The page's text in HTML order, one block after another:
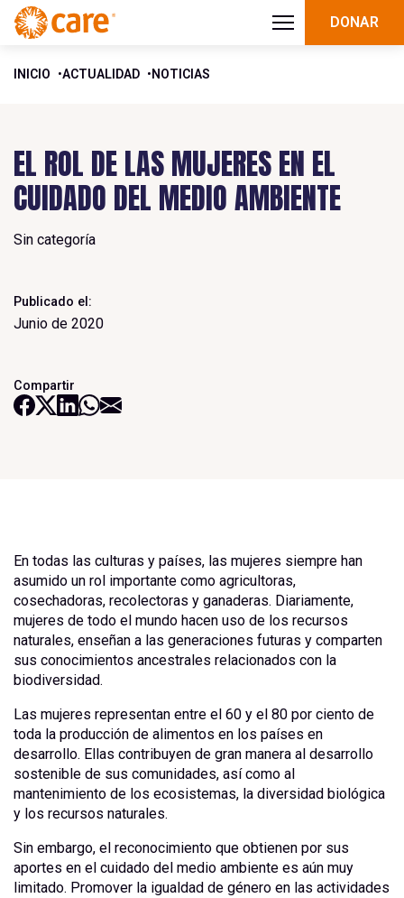
DONAR
INICIO ACTUALIDAD NOTICIAS
EL ROL DE LAS MUJERES EN EL
CUIDADO DEL MEDIO AMBIENTE
Sin categoría
Publicado el:
Junio de 2020
Compartir
En todas las culturas y países, las mujeres siempre han
asumido un rol importante como agricultoras,
cosechadoras, recolectoras y ganaderas. Diariamente,
mujeres de todo el mundo hacen uso de los recursos
naturales, enseñan a las generaciones futuras y comparten
sus conocimientos ancestrales relacionados con la
biodiversidad.
Las mujeres representan entre el 60 y el 80 por ciento de
toda la producción de alimentos en los países en
desarrollo. Ellas contribuyen de gran manera al desarrollo
sostenible de sus comunidades, así como al
mantenimiento de los ecosistemas, la diversidad biológica
y los recursos naturales.
Sin embargo, el reconocimiento que obtienen por sus
aportes en el cuidado del medio ambiente es aún muy
limitado. Promover la igualdad de género en las actividades